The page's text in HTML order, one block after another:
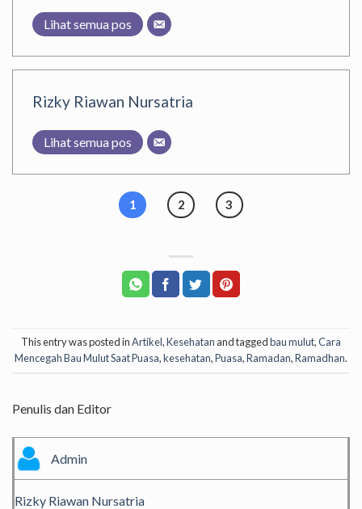
Lihat semua pos
Rizky Riawan Nursatria
Lihat semua pos
1 2 3
This entry was posted inArtikel,Kesehatan and taggedbau mulut,Cara
Mencegah Bau Mulut Saat Puasa,kesehatan,Puasa,Ramadan,Ramadhan.
Penulis dan Editor
Admin
Rizky Riawan Nursatria